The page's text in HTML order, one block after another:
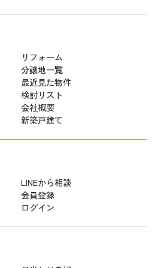
リフォーム
分譲地一覧
最近見た物件
検討リスト
会社概要
新築戸建て
LINEから相談
会員登録
ログイン